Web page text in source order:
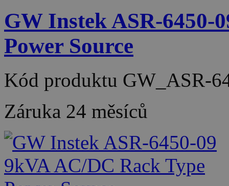
GW Instek ASR-6450-
Power Source
Kód produktu GW_ASR-
Záruka 24 měsíců